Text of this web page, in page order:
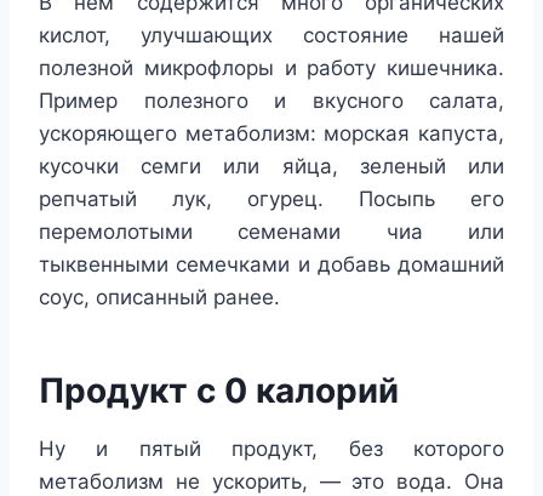
кислот, улучшающих состояние нашей
полезной микрофлоры и работу кишечника.
Пример полезного и вкусного салата,
ускоряющего метаболизм: морская капуста,
кусочки семги или яйца, зеленый или
репчатый лук, огурец. Посыпь его
перемолотыми семенами чиа или
тыквенными семечками и добавь домашний
соус, описанный ранее.
Продукт с 0 калорий
Ну и пятый продукт, без которого
метаболизм не ускорить, — это вода. Она